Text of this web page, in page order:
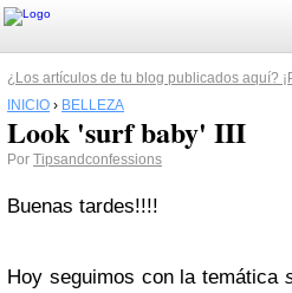
¿Los artículos de tu blog publicados aquí?
INICIO › BELLEZA
Look 'surf baby' III
Por Tipsandconfessions
Buenas tardes!!!!
Hoy seguimos con la temática